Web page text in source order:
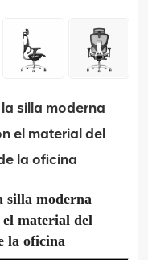
silla moderna
el material del
la oficina
silla moderna
material del
la oficina